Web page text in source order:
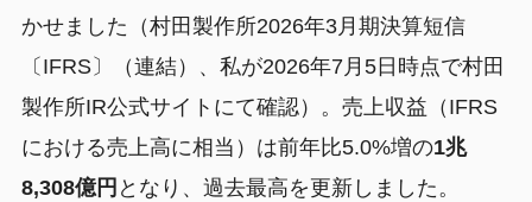
かせました（村田製作所2026年3月期決算短信
〔IFRS〕（連結）、私が2026年7月5日時点で村田
製作所IR公式サイトにて確認）。売上収益（IFRS
における売上高に相当）は前年比5.0%増の1兆
8,308億円 となり、過去最高を更新しました。